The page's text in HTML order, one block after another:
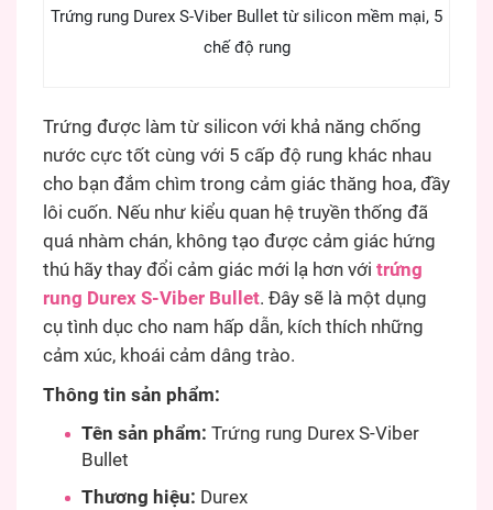
Trứng rung Durex S-Viber Bullet từ silicon mềm mại, 5
chế độ rung
Trứng được làm từ silicon với khả năng chống
nước cực tốt cùng với 5 cấp độ rung khác nhau
cho bạn đắm chìm trong cảm giác thăng hoa, đầy
lôi cuốn. Nếu như kiểu quan hệ truyền thống đã
quá nhàm chán, không tạo được cảm giác hứng
thú hãy thay đổi cảm giác mới lạ hơn với trứng
rung Durex S-Viber Bullet. Đây sẽ là một dụng
cụ tình dục cho nam hấp dẫn, kích thích những
cảm xúc, khoái cảm dâng trào.
Thông tin sản phẩm:
Tên sản phẩm: Trứng rung Durex S-Viber
Bullet
Thương hiệu: Durex